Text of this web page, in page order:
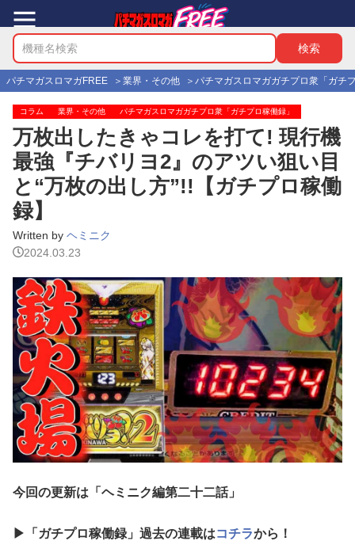
パチマガスロマガFREE 業界・その他 パチマガスロマガガチプロ衆「ガチ
コラム 業界・その他 パチマガスロマガガチプロ衆「ガチプロ稼働録」
万枚出したきゃコレを打て! 現行機
最強『チバリヨ2』のアツい狙い目
と“万枚の出し方”!!【ガチプロ稼働
録】
Written by ヘミニク
2024.03.23
今回の更新は「ヘミニク編第二十二話」
▶「ガチプロ稼働録」過去の連載はコチラから！